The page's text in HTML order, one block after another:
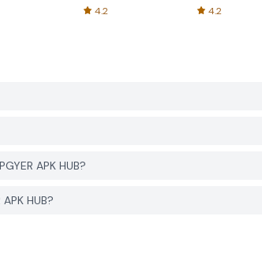
4.2 4.2
APK HUB?
HUB?